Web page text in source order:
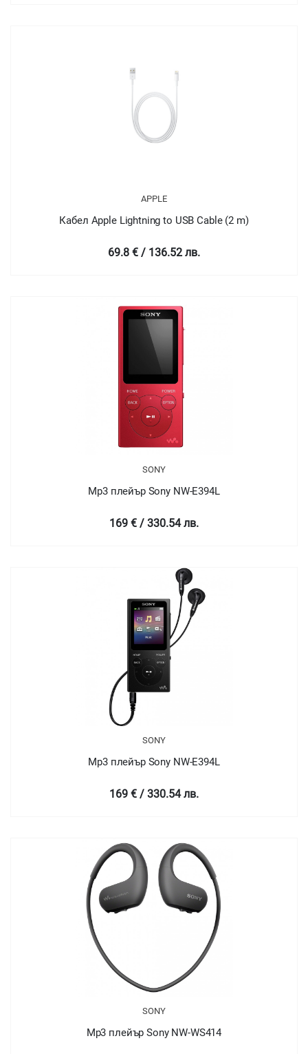
APPLE
Кабел Apple Lightning to USB Cable (2 m)
69.8 € / 136.52 лв.
SONY
Mp3 плейър Sony NW-E394L
169 € / 330.54 лв.
SONY
Mp3 плейър Sony NW-E394L
169 € / 330.54 лв.
SONY
Mp3 плейър Sony NW-WS414